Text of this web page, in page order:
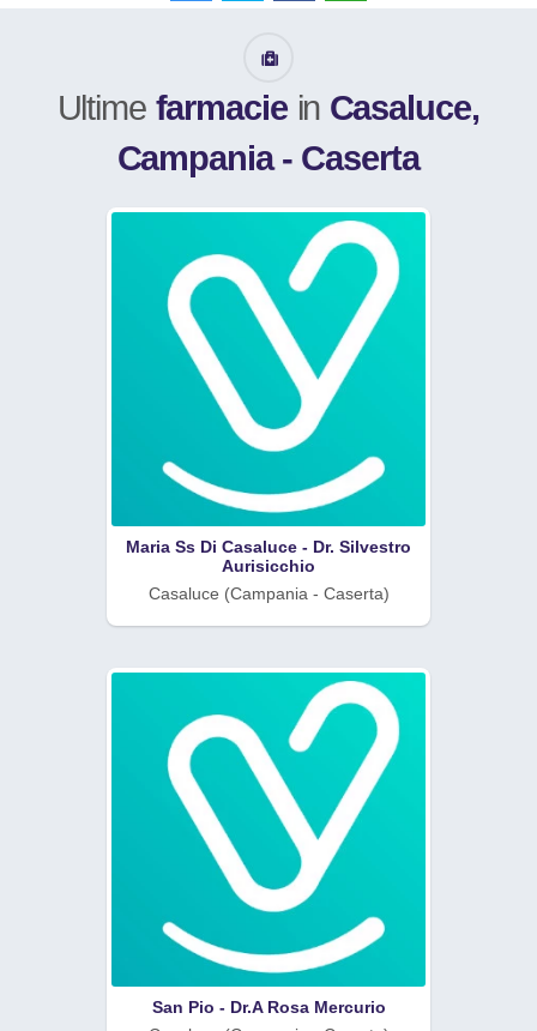
Ultime farmacie in Casaluce,
Campania - Caserta
Maria Ss Di Casaluce - Dr. Silvestro
Aurisicchio
Casaluce (Campania - Caserta)
San Pio - Dr.A Rosa Mercurio